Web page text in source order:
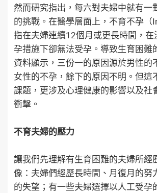
然而研究指出，每六對夫婦中就有一
的挑戰。在醫學層面上，不育不孕（
指在夫婦連續12個月或更長時間，
孕措施下卻無法受孕。導致生育困難
資料顯示，三份一的原因源於男性的
女性的不孕，餘下的原因不明。但這
課題，更涉及心理健康的影響以及社
衝擊。
不育夫婦的壓力
讓我們先理解有生育困難的夫婦所經
像：夫婦們經歷長時間、月復月的努
的失望；有一些夫婦選擇以人工受孕